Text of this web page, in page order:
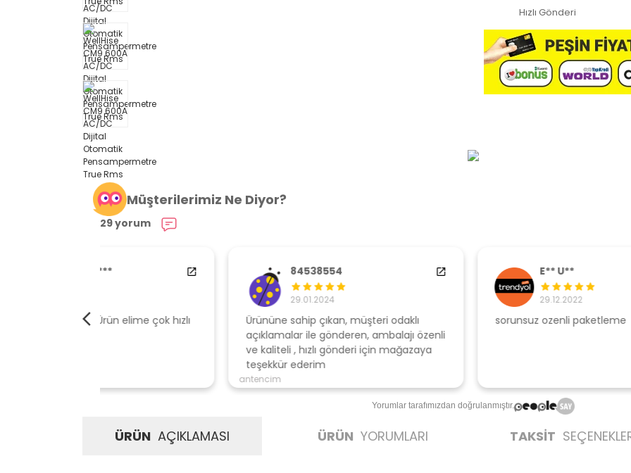
Hızlı Gönderi
Müşterilerimiz Ne Diyor?
29 yorum
84538554
Ürününe sahip çıkan, müşteri odaklı
açıklamalar ile gönderen, ambalajı özenli
ve kaliteli , hızlı gönderi için mağazaya
E** U**
sorunsuz ozenli paketleme
Yorumlar tarafımızdan doğrulanmıştır.
ÜRÜN AÇIKLAMASI ÜRÜN YORUMLARI TAKSİT